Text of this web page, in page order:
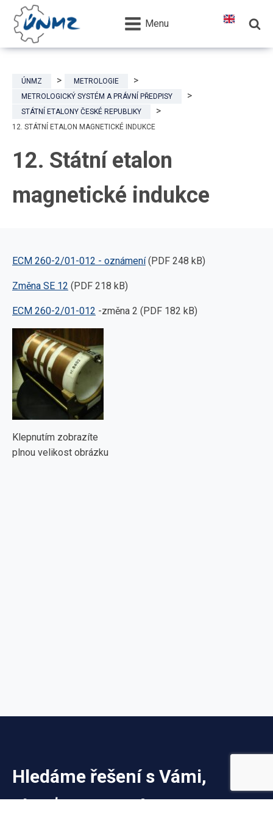
Menu
ÚNMZ
METROLOGIE
METROLOGICKÝ SYSTÉM A PRÁVNÍ PŘEDPISY
STÁTNÍ ETALONY ČESKÉ REPUBLIKY
12. STÁTNÍ ETALON MAGNETICKÉ INDUKCE
12. Státní etalon
magnetické indukce
ECM 260-2/01-012 - oznámení(PDF 248 kB)
Změna SE 12 (PDF 218 kB)
ECM 260-2/01-012 -změna 2 (PDF 182 kB)
Klepnutím zobrazíte
plnou velikost obrázku
Hledáme řešení s Vámi,
obraťte se na nás